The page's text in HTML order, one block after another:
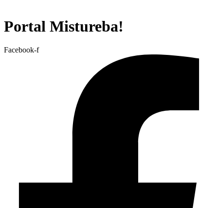
Portal Mistureba!
Facebook-f